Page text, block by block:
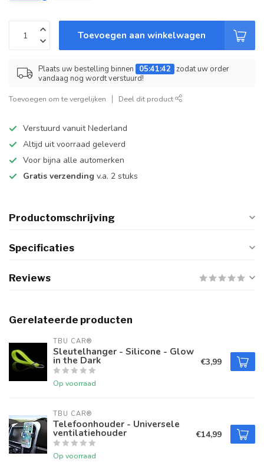
Toevoegen aan winkelwagen
Plaats uw bestelling binnen 05:41:42 zodat uw order
vandaag nog wordt verstuurd!
Toevoegen om te vergelijken Deel dit product
Verstuurd vanuit Nederland
Altijd uit voorraad geleverd
Voor bijna alle automerken
Gratis verzending v.a. 2 stuks
Productomschrijving
Specificaties
Reviews
Gerelateerde producten
TBU CAR®
Sleutelhanger - Silicone - Glow
in the Dark
Op voorraad
€3,99
TBU CAR®
Telefoonhouder - Universele
ventilatiehouder
Op voorraad
€14,99